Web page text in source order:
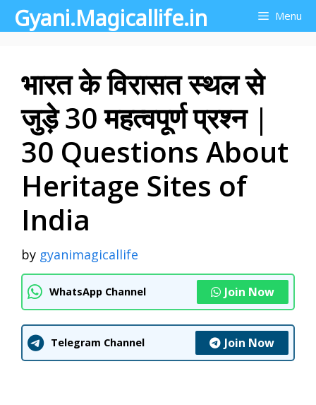
Skip
toGyani.Magicallife.in Menu
भारत के विरासत स्थल से
जुड़े 30 महत्वपूर्ण प्रश्न |
30 Questions About
Heritage Sites of
India
by gyanimagicallife
WhatsApp Channel Join Now
Telegram Channel Join Now